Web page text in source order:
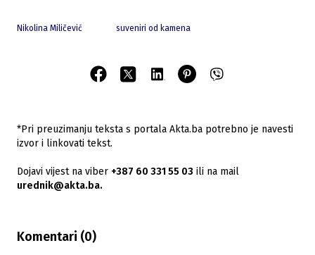
Nikolina Miličević suveniri od kamena
*Pri preuzimanju teksta s portala Akta.ba potrebno je navesti
izvor i linkovati tekst.
Dojavi vijest na viber +387 60 331 55 03 ili na mail
urednik@akta.ba.
Komentari (0)